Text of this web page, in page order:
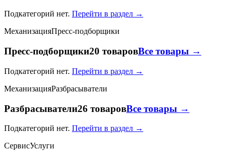
Подкатегорий нет. Перейти в раздел →
МеханизацияПресс-подборщики
Пресс-подборщики20 товаровВсе товары →
Подкатегорий нет. Перейти в раздел →
МеханизацияРазбрасыватели
Разбрасыватели26 товаровВсе товары →
Подкатегорий нет. Перейти в раздел →
СервисУслуги